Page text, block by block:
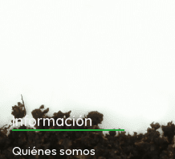
Información
Quiénes somos